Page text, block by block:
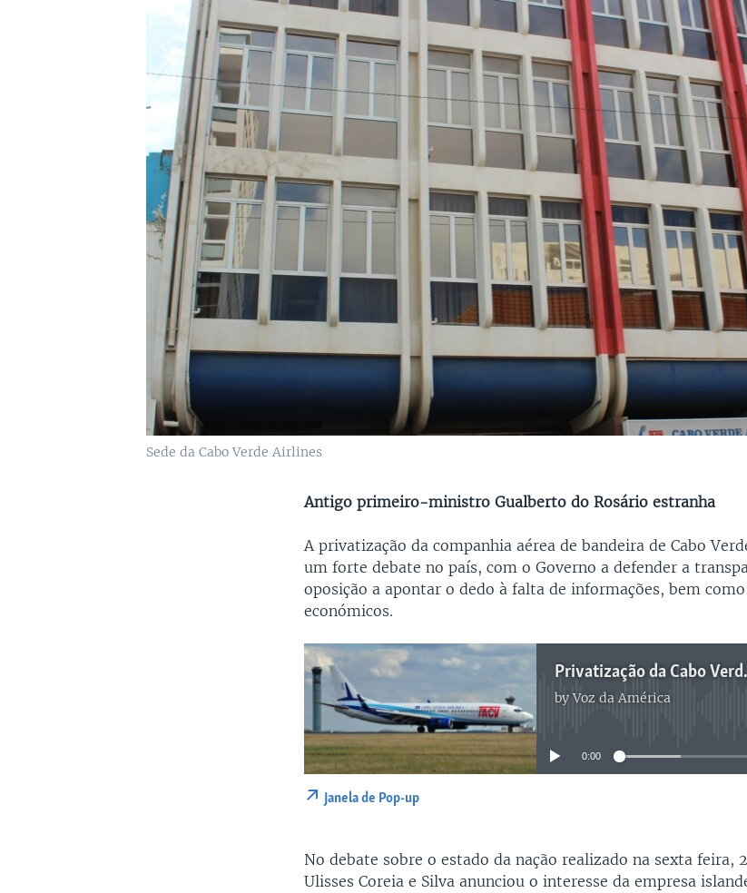
Sede da Cabo Verde Airlines
Antigo primeiro-ministro Gualberto do Rosário estranha
A privatização da companhia aérea de bandeira de Cabo
um forte debate no país, com o Governo a defender a
oposição a apontar o dedo à falta de informações, bem
económicos.
Privatização da Cabo Verde Airlines "anima" debate político
byVoz da América
No media source currently available
0:00
Janela de Pop-up
No debate sobre o estado da nação realizado na sexta
Ulisses Coreia e Silva anunciou o interesse da empresa